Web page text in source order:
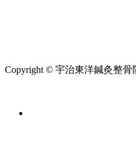
Copyright © 宇治東洋鍼灸整骨